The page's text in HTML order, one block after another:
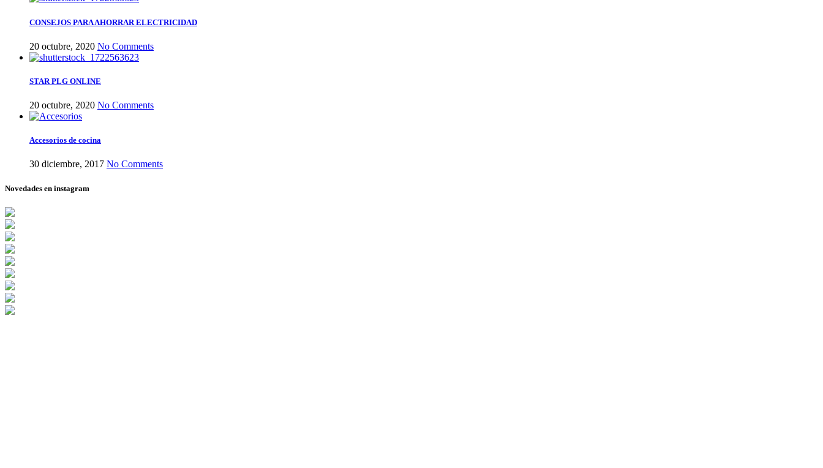
CONSEJOS PARA AHORRAR ELECTRICIDAD
20 octubre, 2020 No Comments
STAR PLG ONLINE
20 octubre, 2020 No Comments
Accesorios de cocina
30 diciembre, 2017 No Comments
Novedades en instagram